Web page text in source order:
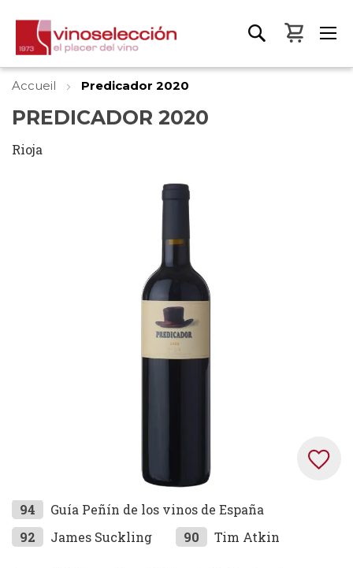
Mon
Accueil Predicador 2020
PREDICADOR 2020
Rioja
Skip
to
the
94
Guía Peñín de los vinos de España
92
James Suckling 90 Tim Atkin